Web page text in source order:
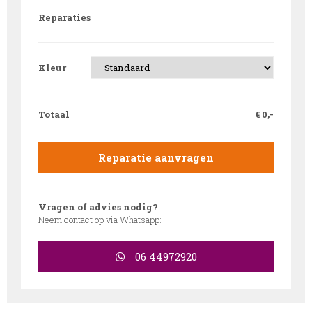
Reparaties
Kleur
Totaal € 0,-
Reparatie aanvragen
Vragen of advies nodig?
Neem contact op via Whatsapp:
06 44972920